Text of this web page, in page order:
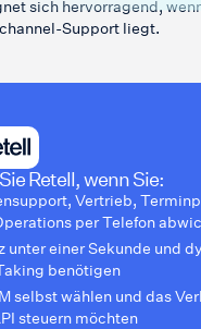
sich hervorragend,
Support liegt.
Retell, wenn Sie:
Vertrieb,
per Telefon
unter einer Sekunde und
benötigen
selbst wählen und das
steuern möchten